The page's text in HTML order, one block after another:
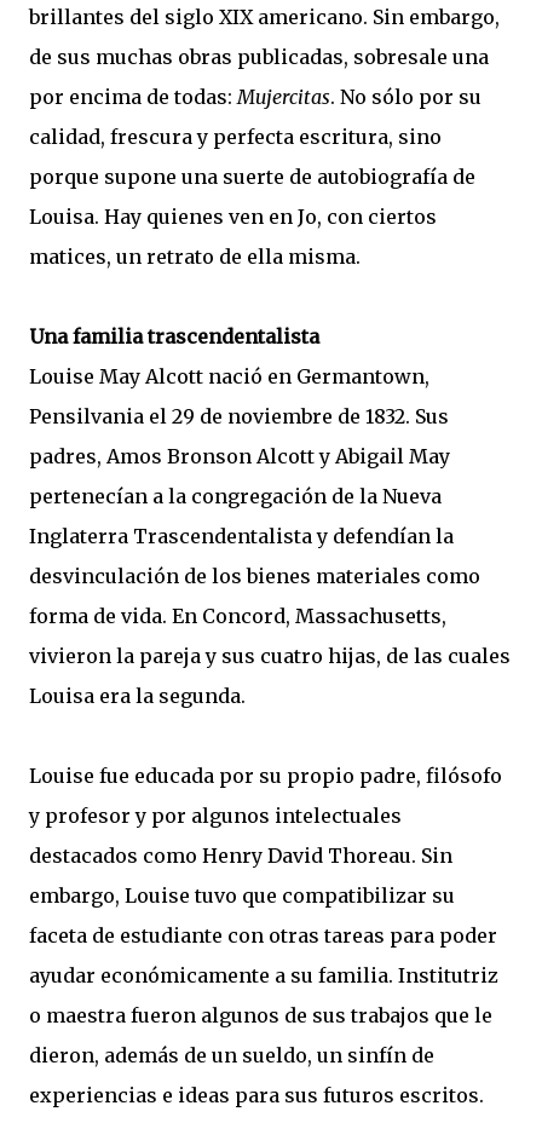
brillantes del siglo XIX americano. Sin embargo,
de sus muchas obras publicadas, sobresale una
por encima de todas:Mujercitas. No sólo por su
calidad, frescura y perfecta escritura, sino
porque supone una suerte de autobiografía de
Louisa. Hay quienes ven en Jo, con ciertos
matices, un retrato de ella misma.
Una familia trascendentalista
Louise May Alcott nació en Germantown,
Pensilvania el 29 de noviembre de 1832. Sus
padres, Amos Bronson Alcott y Abigail May
pertenecían a la congregación de la Nueva
Inglaterra Trascendentalista y defendían la
desvinculación de los bienes materiales como
forma de vida. En Concord, Massachusetts,
vivieron la pareja y sus cuatro hijas, de las cuales
Louisa era la segunda.
Louise fue educada por su propio padre, filósofo
y profesor y por algunos intelectuales
destacados como Henry David Thoreau. Sin
embargo, Louise tuvo que compatibilizar su
faceta de estudiante con otras tareas para poder
ayudar económicamente a su familia. Institutriz
o maestra fueron algunos de sus trabajos que le
dieron, además de un sueldo, un sinfín de
experiencias e ideas para sus futuros escritos.